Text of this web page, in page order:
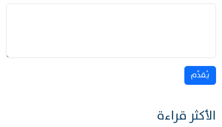
يُقدِّم
الأكثر قراءة